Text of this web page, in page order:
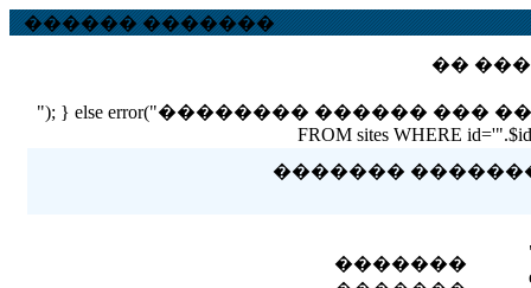
������ �������
��
"); } else error("�������� ������ ��� ������
FROM sites WHERE
�������
�������